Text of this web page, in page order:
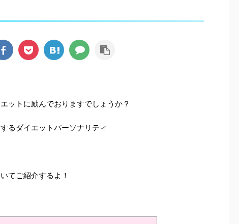
ットに励んでおりますでしょうか？
るダイエットパーソナリティ
てご紹介するよ！